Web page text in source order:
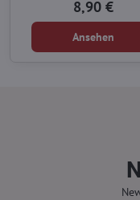
8,90 €
Ansehen